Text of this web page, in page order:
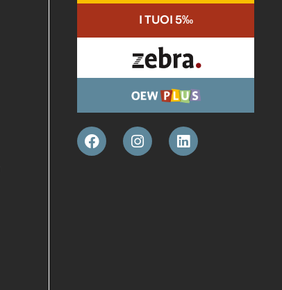
I TUOI 5‰